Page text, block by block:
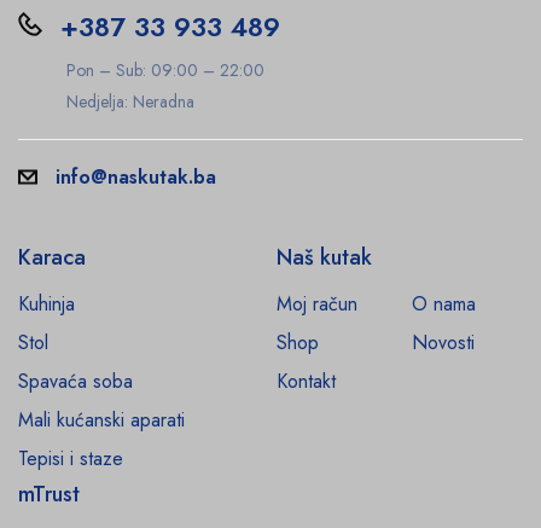
+387 33 933 489
Pon – Sub: 09:00 – 22:00
Nedjelja: Neradna
info@naskutak.ba
Karaca
Kuhinja
Stol
Spavaća soba
Mali kućanski aparati
Tepisi i staze
Naš kutak
Moj račun
O nama
Shop
Novosti
Kontakt
mTrust